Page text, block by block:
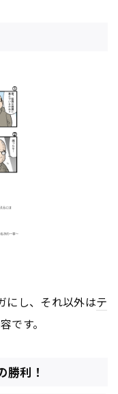
にし、それ以外はテ
です。
利！